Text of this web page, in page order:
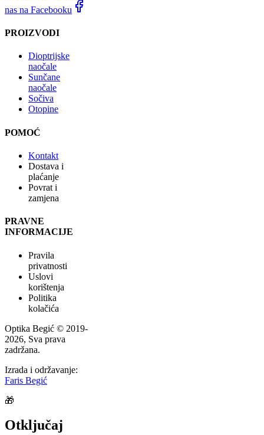
nas na Facebooku
PROIZVODI
Dioptrijske
naočale
Sunčane
naočale
Sočiva
Otopine
POMOĆ
Kontakt
Dostava i
plaćanje
Povrat i
zamjena
PRAVNE
INFORMACIJE
Pravila
privatnosti
Uslovi
korištenja
Politika
kolačića
Optika Begić © 2019-
2026, Sva prava
zadržana.
Izrada i održavanje:
Faris Begić
🎁
Otključaj